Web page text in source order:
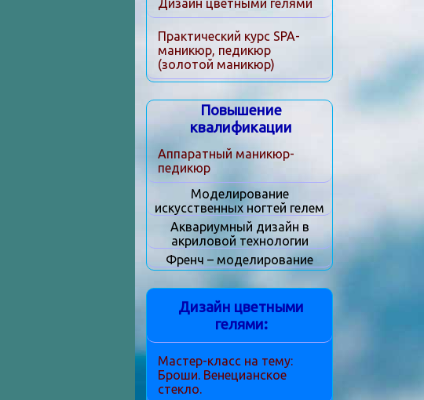
Дизайн цветными гелями
Практический курс SPA-
маникюр, педикюр
(золотой маникюр)
Повышение
квалификации
Аппаратный маникюр-
педикюр
Моделирование
искусственных ногтей гелем
Аквариумный дизайн в
акриловой технологии
Френч – моделирование
Дизайн цветными
гелями:
Мастер-класс на тему:
Броши. Венецианское
стекло.